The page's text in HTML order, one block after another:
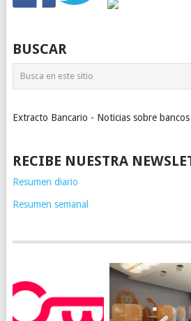
BUSCAR
Extracto Bancario - Noticias sobre bancos
RECIBE NUESTRA
Resumen diario
Resumen semanal